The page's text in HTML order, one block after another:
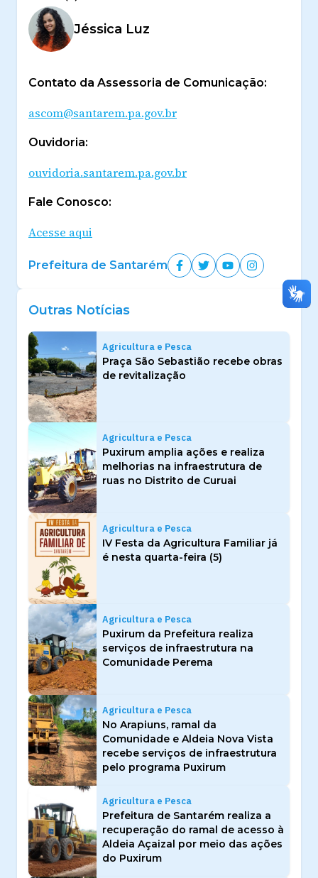
Jéssica Luz
Contato da Assessoria de Comunicação:
ascom@santarem.pa.gov.br
Ouvidoria:
ouvidoria.santarem.pa.gov.br
Fale Conosco:
Acesse aqui
Prefeitura de Santarém
Outras Notícias
Agricultura e Pesca
Praça São Sebastião recebe obras
de revitalização
Agricultura e Pesca
Puxirum amplia ações e realiza
melhorias na infraestrutura de
ruas no Distrito de Curuai
Agricultura e Pesca
IV Festa da Agricultura Familiar já
é nesta quarta-feira (5)
Agricultura e Pesca
Puxirum da Prefeitura realiza
serviços de infraestrutura na
Comunidade Perema
Agricultura e Pesca
No Arapiuns, ramal da
Comunidade e Aldeia Nova Vista
recebe serviços de infraestrutura
pelo programa Puxirum
Agricultura e Pesca
Prefeitura de Santarém realiza a
recuperação do ramal de acesso à
Aldeia Açaizal por meio das ações
do Puxirum